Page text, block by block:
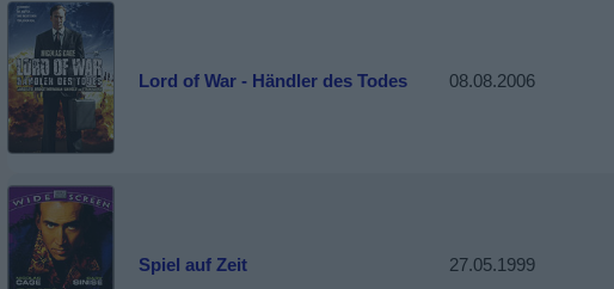
Lord of War - Händler des Todes 08.08.2006
Spiel auf Zeit 27.05.1999